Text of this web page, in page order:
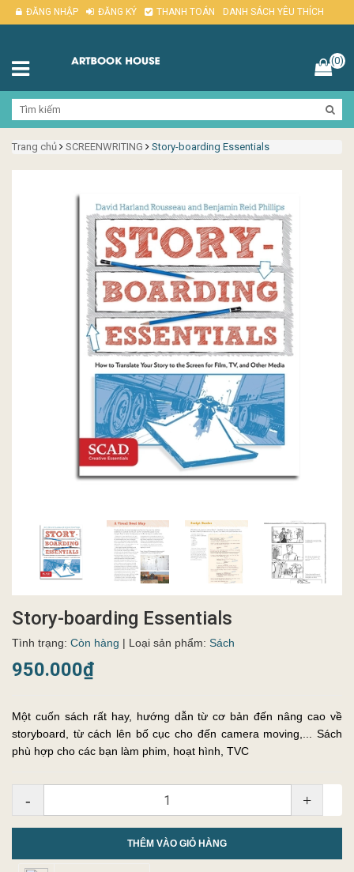
ĐĂNG NHẬP ĐĂNG KÝ THANH TOÁN DANH SÁCH YÊU THÍCH
(0)
Trang chủ SCREENWRITING Story-boarding Essentials
Story-boarding Essentials
Tình trạng: Còn hàng | Loại sản phẩm: Sách
950.000₫
Một cuốn sách rất hay, hướng dẫn từ cơ bản đến nâng cao về
storyboard, từ cách lên bố cục cho đến camera moving,... Sách
phù hợp cho các bạn làm phim, hoạt hình, TVC
- +
THÊM VÀO GIỎ HÀNG